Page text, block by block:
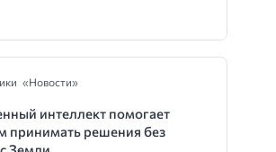
«Новости»
интеллект помогает
принимать решения без